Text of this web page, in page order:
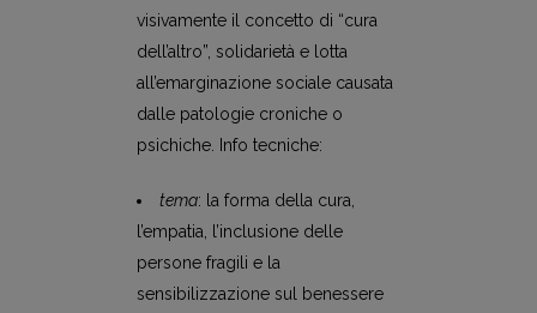
visivamente il concetto di “cura
dell’altro”, solidarietà e lotta
all’emarginazione sociale causata
dalle patologie croniche o
psichiche. Info tecniche:
tema: la forma della cura,
l’empatia, l’inclusione delle
persone fragili e la
sensibilizzazione sul benessere